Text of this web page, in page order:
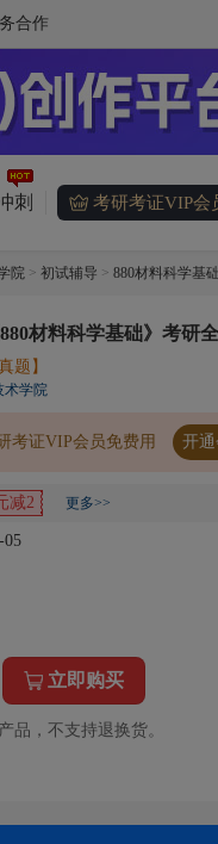
合作
刺 考研考证VIP会
院 > 初试辅导 > 880材料科学基础
材料科学基础》考研
题】
术学院
考证VIP会员免费用 开
减2 更多>>
05
立即购买
品，不支持退换货。